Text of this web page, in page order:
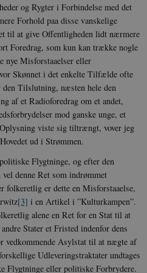
og Rygter i Forbindelse med det
Forhold paa disse vanskelige
til at give Offentligheden lidt nærmere
Foredrag, som kun kan trække nogle
nye Misforstaaelser eller
Skønnet i det enkelte Tilfælde ofte
den Tilslutning, næsten hele den
af et Radioforedrag om et andet,
mod ganske unge, et
viste sig tiltrængt, vover jeg
Hovedet ud i Strømmen.
Flygtninge, og efter den
denne Ret som indrømmet
er dette en Misforstaaelse,
[3] i en Artikel i ”Kulturkampen”.
alene en Ret for en Stat til at
Stater et Fristed indenfor dens
vedkommende Asylstat til at nægte af
Udleveringstraktater undtages
Flygtninge eller politiske Forbrydere.